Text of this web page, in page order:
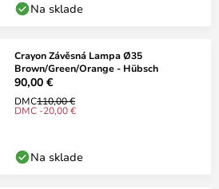
Na sklade
Crayon Závěsná Lampa Ø35
Brown/Green/Orange - Hübsch
90,00 €
DMC110,00 €
DMC -20,00 €
Na sklade